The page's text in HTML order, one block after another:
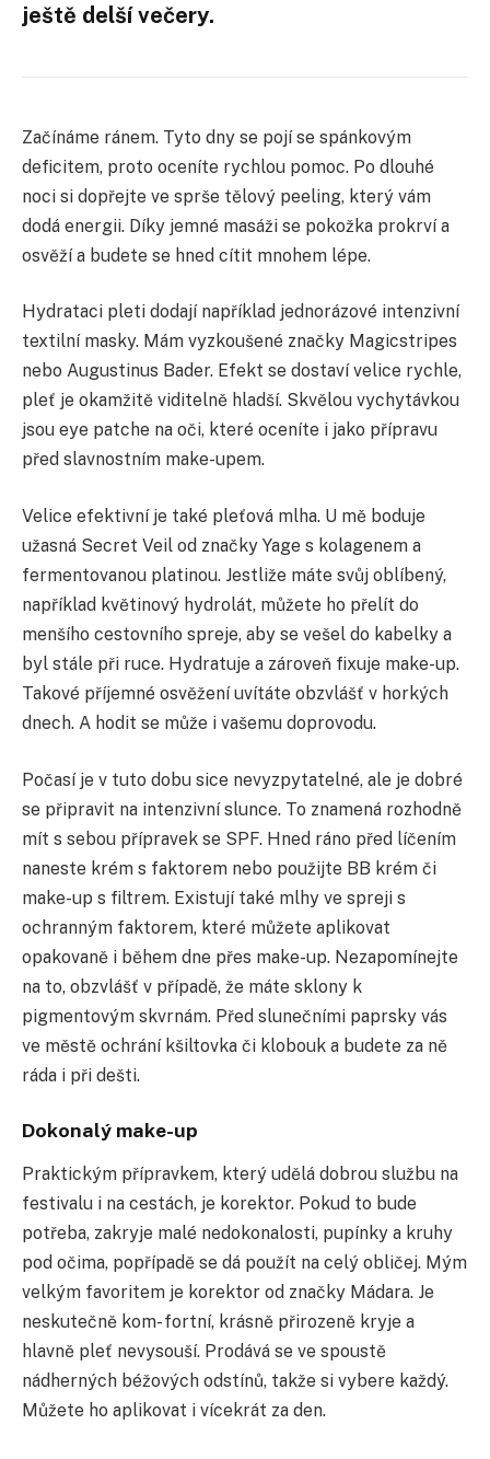
ještě delší večery.
Začínáme ránem. Tyto dny se pojí se spánkovým
deficitem, proto oceníte rychlou pomoc. Po dlouhé
noci si dopřejte ve sprše tělový peeling, který vám
dodá energii. Díky jemné masáži se pokožka prokrví a
osvěží a budete se hned cítit mnohem lépe.
Hydrataci pleti dodají například jednorázové intenzivní
textilní masky. Mám vyzkoušené značky Magicstripes
nebo Augustinus Bader. Efekt se dostaví velice rychle,
pleť je okamžitě viditelně hladší. Skvělou vychytávkou
jsou eye patche na oči, které oceníte i jako přípravu
před slavnostním make-upem.
Velice efektivní je také pleťová mlha. U mě boduje
užasná Secret Veil od značky Yage s kolagenem a
fermentovanou platinou. Jestliže máte svůj oblíbený,
například květinový hydrolát, můžete ho přelít do
menšího cestovního spreje, aby se vešel do kabelky a
byl stále při ruce. Hydratuje a zároveň fixuje make-up.
Takové příjemné osvěžení uvítáte obzvlášť v horkých
dnech. A hodit se může i vašemu doprovodu.
Počasí je v tuto dobu sice nevyzpytatelné, ale je dobré
se připravit na intenzivní slunce. To znamená rozhodně
mít s sebou přípravek se SPF. Hned ráno před líčením
naneste krém s faktorem nebo použijte BB krém či
make-up s filtrem. Existují také mlhy ve spreji s
ochranným faktorem, které můžete aplikovat
opakovaně i během dne přes make-up. Nezapomínejte
na to, obzvlášť v případě, že máte sklony k
pigmentovým skvrnám. Před slunečními paprsky vás
ve městě ochrání kšiltovka či klobouk a budete za ně
ráda i při dešti.
Dokonalý make-up
Praktickým přípravkem, který udělá dobrou službu na
festivalu i na cestách, je korektor. Pokud to bude
potřeba, zakryje malé nedokonalosti, pupínky a kruhy
pod očima, popřípadě se dá použít na celý obličej. Mým
velkým favoritem je korektor od značky Mádara. Je
neskutečně kom- fortní, krásně přirozeně kryje a
hlavně pleť nevysouší. Prodává se ve spoustě
nádherných béžových odstínů, takže si vybere každý.
Můžete ho aplikovat i vícekrát za den.